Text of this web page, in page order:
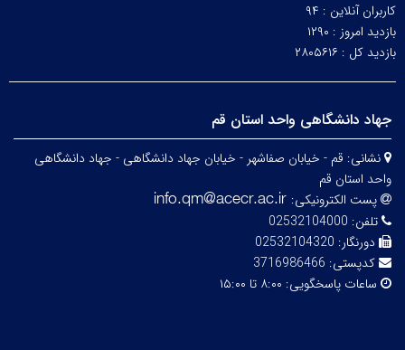
کاربران آنلاین : ۹۴
بازدید امروز : ۱۲۹۰
بازدید کل : ۲۸۰۵۶۱۶
جهاد دانشگاهی واحد استان قم
نشانی: قم - خیابان صفاشهر - خیابان جهاد دانشگاهی - جهاد دانشگاهی
واحد استان قم
پست الکترونیکی:
تلفن: 02532104000
دورنگار: 02532104320
کدپستی: 3716986466
ساعات پاسخگویی: ۸:۰۰ تا ۱۵:۰۰